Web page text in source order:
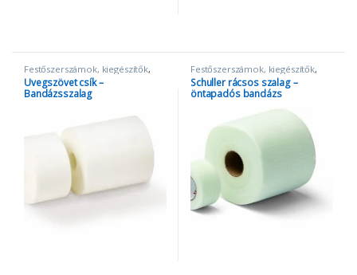
Festőszerszámok, kiegészítők,
Szalagok
Üvegszövet csík –
Bandázsszalag
Festőszerszámok, kiegészítők,
Szalagok
Schuller rácsos szalag –
öntapadós bandázs